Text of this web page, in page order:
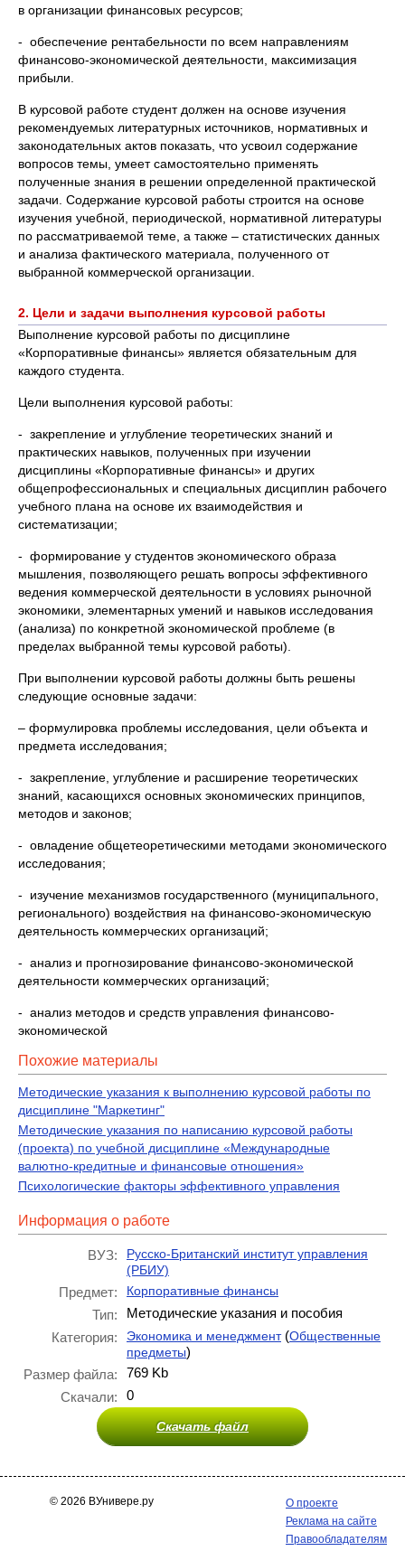
в организации финансовых ресурсов;
- обеспечение рентабельности по всем направлениям
финансово-экономической деятельности, максимизация
прибыли.
В курсовой работе студент должен на основе изучения
рекомендуемых литературных источников, нормативных и
законодательных актов показать, что усвоил содержание
вопросов темы, умеет самостоятельно применять
полученные знания в решении определенной практической
задачи. Содержание курсовой работы строится на основе
изучения учебной, периодической, нормативной литературы
по рассматриваемой теме, а также – статистических данных
и анализа фактического материала, полученного от
выбранной коммерческой организации.
2. Цели и задачи выполнения курсовой работы
Выполнение курсовой работы по дисциплине
«Корпоративные финансы» является обязательным для
каждого студента.
Цели выполнения курсовой работы:
- закрепление и углубление теоретических знаний и
практических навыков, полученных при изучении
дисциплины «Корпоративные финансы» и других
общепрофессиональных и специальных дисциплин рабочего
учебного плана на основе их взаимодействия и
систематизации;
- формирование у студентов экономического образа
мышления, позволяющего решать вопросы эффективного
ведения коммерческой деятельности в условиях рыночной
экономики, элементарных умений и навыков исследования
(анализа) по конкретной экономической проблеме (в
пределах выбранной темы курсовой работы).
При выполнении курсовой работы должны быть решены
следующие основные задачи:
– формулировка проблемы исследования, цели объекта и
предмета исследования;
- закрепление, углубление и расширение теоретических
знаний, касающихся основных экономических принципов,
методов и законов;
- овладение общетеоретическими методами экономического
исследования;
- изучение механизмов государственного (муниципального,
регионального) воздействия на финансово-экономическую
деятельность коммерческих организаций;
- анализ и прогнозирование финансово-экономической
деятельности коммерческих организаций;
- анализ методов и средств управления финансово-
экономической
Похожие материалы
Методические указания к выполнению курсовой работы по
дисциплине "Маркетинг"
Методические указания по написанию курсовой работы
(проекта) по учебной дисциплине «Международные
валютно-кредитные и финансовые отношения»
Психологические факторы эффективного управления
Информация о работе
ВУЗ:
Русско-Британский институт управления
(РБИУ)
Предмет: Корпоративные финансы
Тип:
Методические указания и пособия
Категория:
Экономика и менеджмент(Общественные
предметы)
Размер файла:
769 Kb
Скачали:
0
Скачать файл
© 2026 ВУнивере.ру
О проекте
Реклама на сайте
Правообладателям